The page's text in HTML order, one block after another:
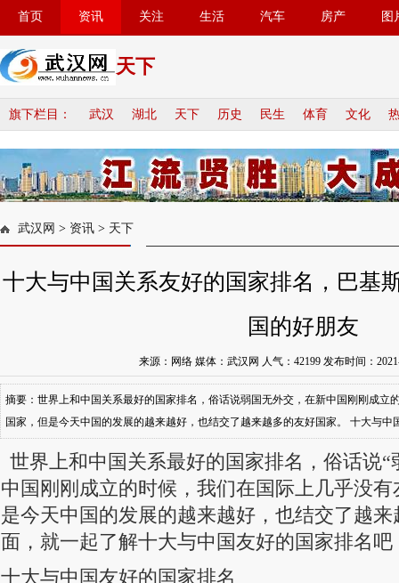
首页 资讯 关注 生活 汽车 房产 图
天下
旗下栏目： 武汉 湖北 天下 历史 民生 体育 文化
武汉网 > 资讯 > 天下
十大与中国关系友好的国家排名，巴基
国的好朋友
来源：网络 媒体：武汉网 人气： 42199 发布时间：
摘要：世界上和中国关系最好的国家排名，俗话说弱国无外交，在新中国刚刚成立
国家，但是今天中国的发展的越来越好，也结交了越来越多的友好国家。 十大与
世界上和中国关系最好的国家排名，俗话说“
中国刚刚成立的时候，我们在国际上几乎没
是今天中国的发展的越来越好，也结交了越
面，就一起了解十大与中国友好的国家排名吧
十大与中国友好的国家排名